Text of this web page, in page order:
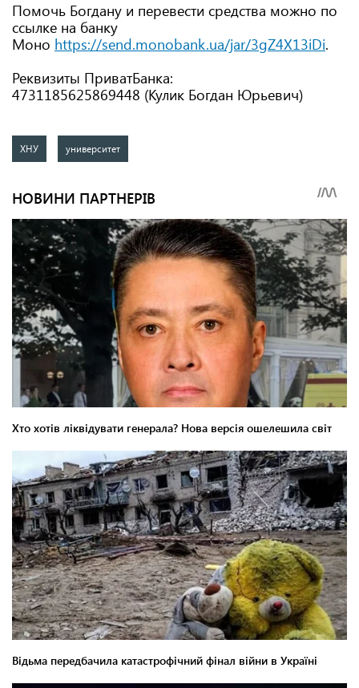
Помочь Богдану и перевести средства можно по
ссылке на банку
Моно https://send.monobank.ua/jar/3gZ4X13iDi.
Реквизиты ПриватБанка:
4731185625869448 (Кулик Богдан Юрьевич)
ХНУ университет